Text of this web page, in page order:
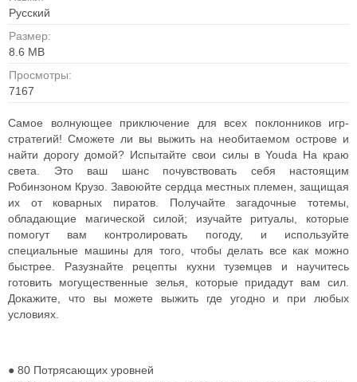
Русский
Размер:
8.6 MB
Просмотры:
7167
Самое волнующее приключение для всех поклонников игр-
стратегий! Сможете ли вы выжить на необитаемом острове и
найти дорогу домой? Испытайте свои силы в Youda На краю
света. Это ваш шанс почувствовать себя настоящим
Робинзоном Крузо. Завоюйте сердца местных племен, защищая
их от коварных пиратов. Получайте загадочные тотемы,
обладающие магической силой; изучайте ритуалы, которые
помогут вам контролировать погоду, и используйте
специальные машины для того, чтобы делать все как можно
быстрее. Разузнайте рецепты кухни туземцев и научитесь
готовить могущественные зелья, которые придадут вам сил.
Докажите, что вы можете выжить где угодно и при любых
условиях.
● 80 Потрясающих уровней